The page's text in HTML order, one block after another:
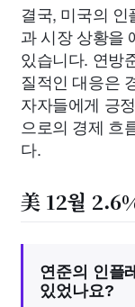
결국, 미국의
과 시장 상황을
있습니다. 연방
질적인 대응은
자자들에게 긍
으로의 경제 흐
다.
美 12월
연준의 인플
있었나요?